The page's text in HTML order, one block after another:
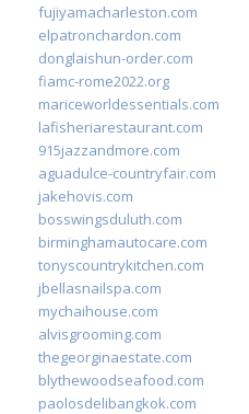
fujiyamacharleston.com
elpatronchardon.com
donglaishun-order.com
fiamc-rome2022.org
mariceworldessentials.com
lafisheriarestaurant.com
915jazzandmore.com
aguadulce-countryfair.com
jakehovis.com
bosswingsduluth.com
birminghamautocare.com
tonyscountrykitchen.com
jbellasnailspa.com
mychaihouse.com
alvisgrooming.com
thegeorginaestate.com
blythewoodseafood.com
paolosdelibangkok.com